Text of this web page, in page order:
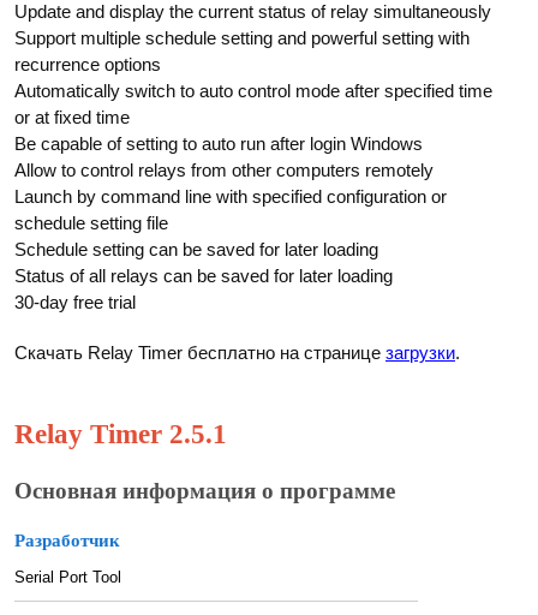
Update and display the current status of relay simultaneously
Support multiple schedule setting and powerful setting with
recurrence options
Automatically switch to auto control mode after specified time
or at fixed time
Be capable of setting to auto run after login Windows
Allow to control relays from other computers remotely
Launch by command line with specified configuration or
schedule setting file
Schedule setting can be saved for later loading
Status of all relays can be saved for later loading
30-day free trial
Скачать Relay Timer бесплатно на странице загрузки.
Relay Timer 2.5.1
Основная информация о программе
Разработчик
Serial Port Tool